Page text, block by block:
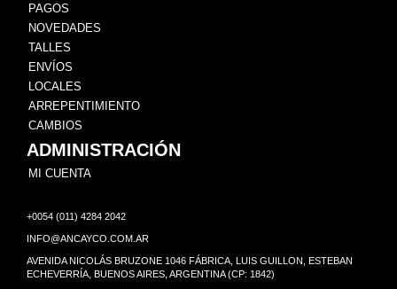
PAGOS
NOVEDADES
TALLES
ENVÍOS
LOCALES
ARREPENTIMIENTO
CAMBIOS
ADMINISTRACIÓN
MI CUENTA
+0054 (011) 4284 2042
INFO@ANCAYCO.COM.AR
AVENIDA NICOLÁS BRUZONE 1046 FÁBRICA, LUIS GUILLON, ESTEBAN
ECHEVERRÍA, BUENOS AIRES, ARGENTINA (CP: 1842)